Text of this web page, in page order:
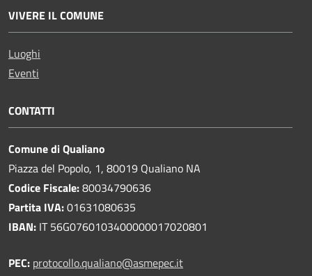
VIVERE IL COMUNE
Luoghi
Eventi
CONTATTI
Comune di Qualiano
Piazza del Popolo, 1, 80019 Qualiano NA
Codice Fiscale:80034790636
Partita IVA:01631080635
IBAN: IT 56G0760103400000017020801
PEC: protocollo.qualiano@asmepec.it